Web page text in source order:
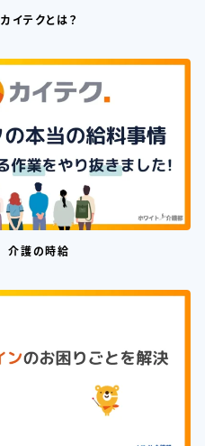
カイテクとは？
介護の時給